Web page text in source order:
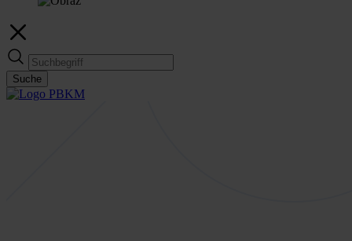
Suche